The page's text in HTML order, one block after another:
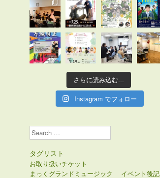
さらに読み込む...
Instagram でフォロー
Search
タグリスト
お取り扱いチケット
まっくグランドミュージック
イベント後記